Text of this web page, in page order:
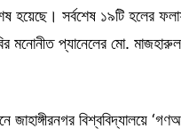
হয়েছে। সর্বশেষ ১৯টি হলের
মনোনীত প্যানেলের মো.
জাহাঙ্গীরনগর বিশ্ববিদ্যালয়ে